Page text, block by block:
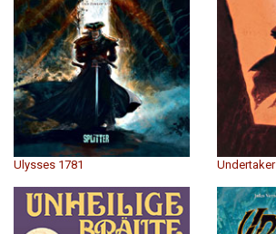
Ulysses 1781 Undertaker